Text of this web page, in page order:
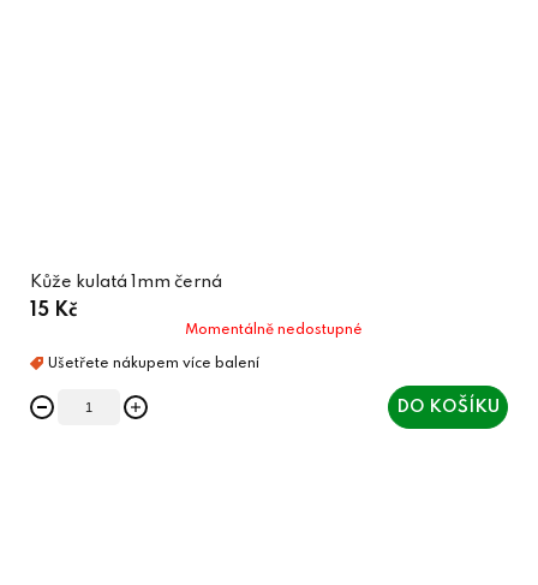
Kůže kulatá 1mm černá
15 Kč
Momentálně nedostupné
DO KOŠÍKU